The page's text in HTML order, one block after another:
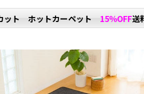
ット ホットカーペット 15％OFF